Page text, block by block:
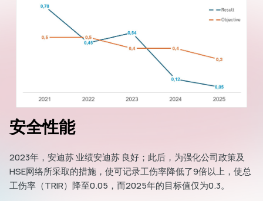
安全性能
2023年，安迪苏 业绩安迪苏 良好；此后，为强化公司政策及
HSE网络所采取的措施，使可记录工伤率降低了9倍以上，使总
工伤率（TRIR）降至0.05，而2025年的目标值仅为0.3。